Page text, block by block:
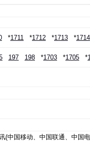
*1711 *1712 *1713 *1714
197 198 *1703 *1705 *
(中国移动、中国联通、中国